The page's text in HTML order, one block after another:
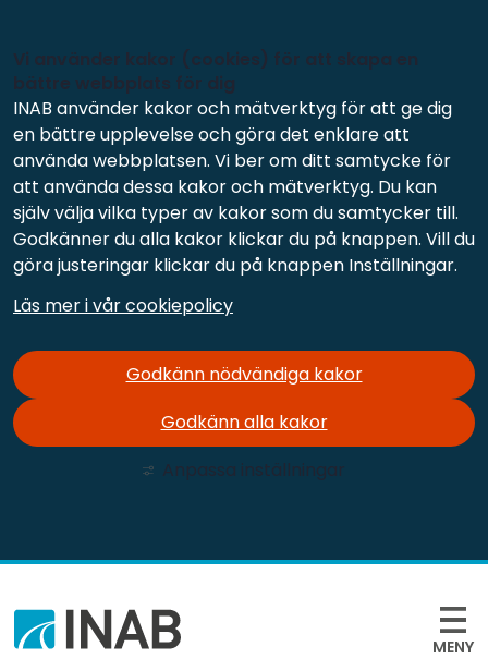
INAB använder kakor och mätverktyg för att ge dig
en bättre upplevelse och göra det enklare att
använda webbplatsen. Vi ber om ditt samtycke för
att använda dessa kakor och mätverktyg. Du kan
själv välja vilka typer av kakor som du samtycker till.
Godkänner du alla kakor klickar du på knappen. Vill du
göra justeringar klickar du på knappen Inställningar.
Läs mer i vår cookiepolicy
Godkänn nödvändiga kakor
Godkänn alla kakor
MENY